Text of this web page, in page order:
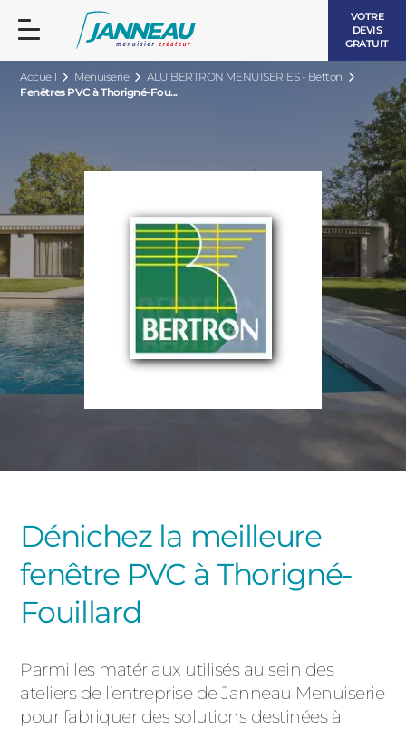
VOTRE
DEVIS
GRATUIT
Accueil Menuiserie
ALU BERTRON MENUISERIES - Betton
Fenêtres PVC à Thorigné-Fou...
Dénichez la meilleure
fenêtre PVC à Thorigné-
Fouillard
Parmi les matériaux utilisés au sein des
ateliers de l’entreprise de Janneau Menuiserie
pour fabriquer des solutions destinées à
FENÊTRES ET PORTES-FENÊTRES
BOIS
ALUMINIUM
BAIES VITRÉES
PORTES D’ENTRÉE
LES CONTEMPORAINES
LES INTEMPORELLES
LES LUMINEUSES
VOLETS ROULANTS
PERGOLAS
CARPORTS
CLÔTURES